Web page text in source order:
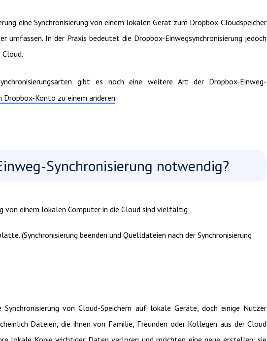
eine Synchronisierung von einem lokalen Gerät zum Dropbox-Cloudspeicher
umfassen. In der Praxis bedeutet die Dropbox-Einwegsynchronisierung jedoch
gibt es noch eine weitere Art der Dropbox-Einweg-
Dropbox-Konto zu einem anderen.
Synchronisierung notwendig?
von einem lokalen Computer in die Cloud sind vielfältig:
(Synchronisierung beenden und Quelldateien nach der Synchronisierung
von Cloud-Speichern auf lokale Geräte, doch einige Nutzer
Dateien, die ihnen von Familie, Freunden oder Kollegen aus der Cloud